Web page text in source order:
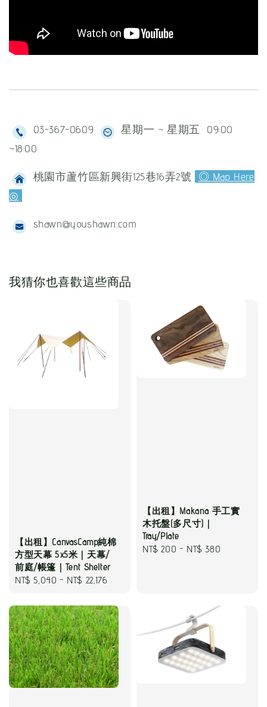
03-367-0609
星期一 ~ 星期五 09:00
~18:00
桃園市蘆竹區新興街125巷16弄2號
◎ Map Here
◎
shawn@youshawn.com
我猜你也喜歡這些商品
【出租】CanvasCamp純棉
方型天幕 5x5米｜天幕/
前庭/帳篷｜Tent Shelter
Regular
NT$ 5,040 - NT$ 22,176
【出租】Makana 手工實
木托盤(多尺寸)｜
Tray/Plate
Regular
NT$ 200 - NT$ 380